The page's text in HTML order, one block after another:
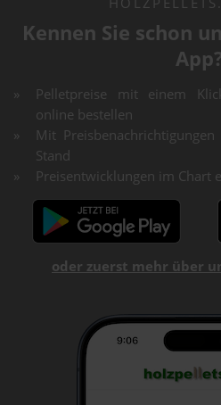
Kennen Sie schon
Pelletpreise mit einem
online bestellen
Mit
Stand
Preisentwicklungen im Chart
oder zuerst mehr über